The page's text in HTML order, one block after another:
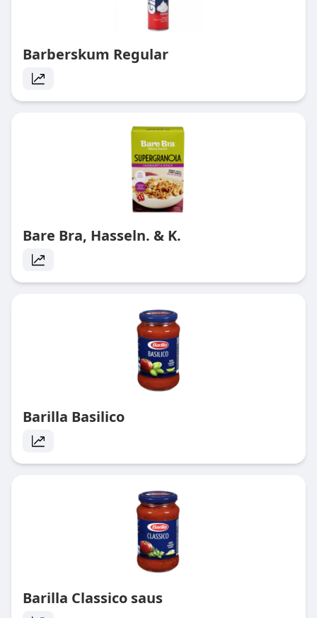
Barberskum Regular
Bare Bra, Hasseln. & K.
Barilla Basilico
Barilla Classico saus